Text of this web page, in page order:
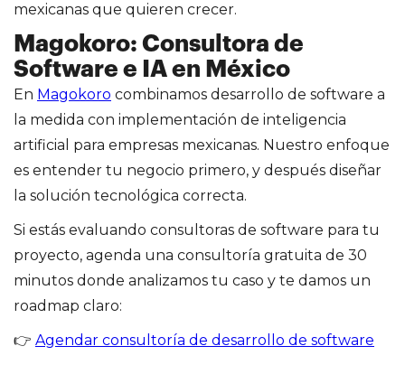
mexicanas que quieren crecer.
Magokoro: Consultora de
Software e IA en México
En Magokoro combinamos desarrollo de software a
la medida con implementación de inteligencia
artificial para empresas mexicanas. Nuestro enfoque
es entender tu negocio primero, y después diseñar
la solución tecnológica correcta.
Si estás evaluando consultoras de software para tu
proyecto, agenda una consultoría gratuita de 30
minutos donde analizamos tu caso y te damos un
roadmap claro:
👉 Agendar consultoría de desarrollo de software